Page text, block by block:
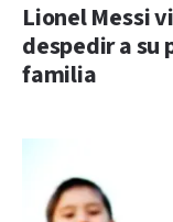
Lionel Messi
despedir a su
familia